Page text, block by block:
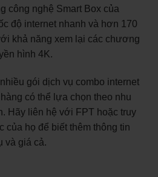
công nghệ Smart Box của
độ internet nhanh và hơn 170
khả năng xem lại các chương
hình 4K.
gói dịch vụ combo internet
có thể lựa chọn theo nhu
Hãy liên hệ với FPT hoặc truy
của họ để biết thêm thông tin
và giá cả.